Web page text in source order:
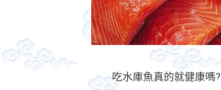
吃水庫魚真的就健康嗎?